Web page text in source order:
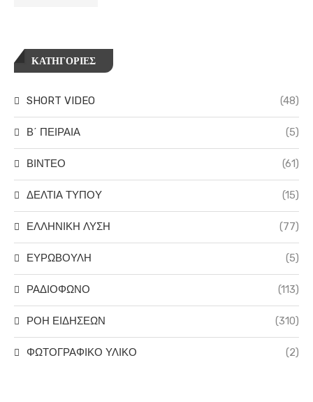
ΚΑΤΗΓΟΡΙΕΣ
SHORT VIDEO (48)
Β΄ ΠΕΙΡΑΙΑ (5)
ΒΙΝΤΕΟ (61)
ΔΕΛΤΙΑ ΤΥΠΟΥ (15)
ΕΛΛΗΝΙΚΗ ΛΥΣΗ (77)
ΕΥΡΩΒΟΥΛΗ (5)
ΡΑΔΙΟΦΩΝΟ (113)
ΡΟΗ ΕΙΔΗΣΕΩΝ (310)
ΦΩΤΟΓΡΑΦΙΚΟ ΥΛΙΚΟ (2)